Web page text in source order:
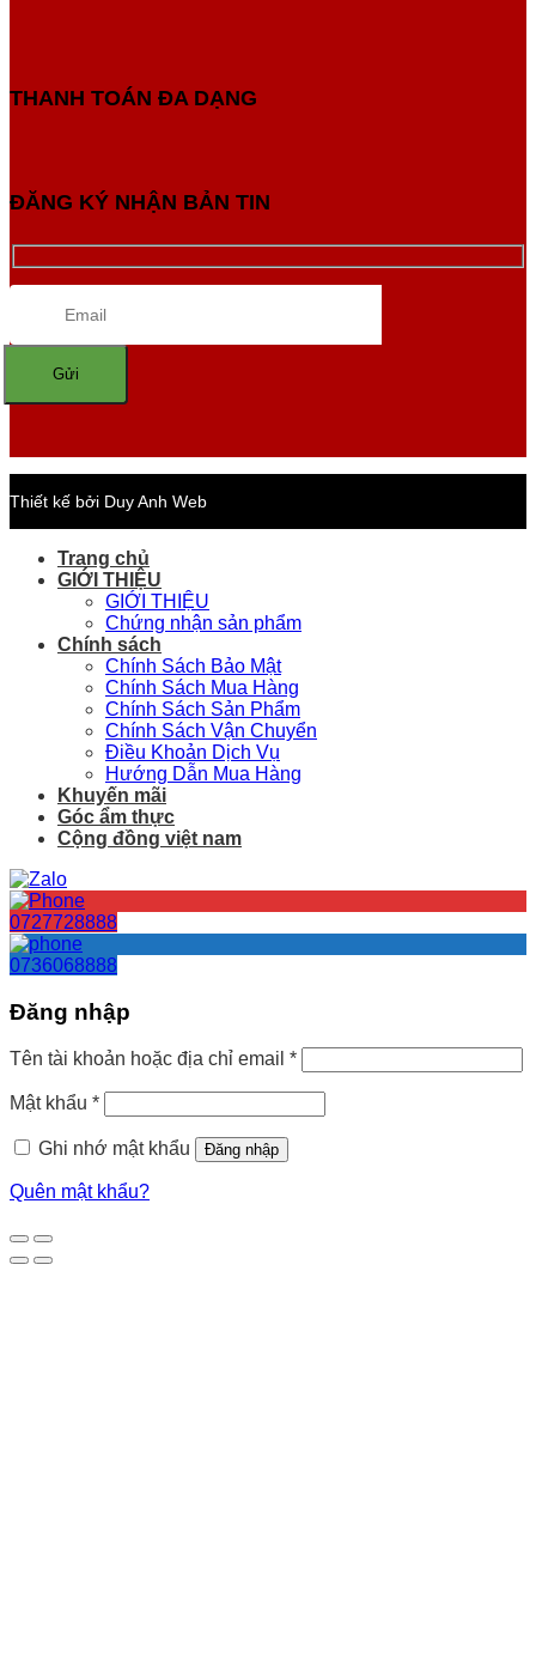
THANH TOÁN ĐA DẠNG
ĐĂNG KÝ NHẬN BẢN TIN
Thiết kế bởi Duy Anh Web
Trang chủ
GIỚI THIỆU
GIỚI THIỆU
Chứng nhận sản phẩm
Chính sách
Chính Sách Bảo Mật
Chính Sách Mua Hàng
Chính Sách Sản Phẩm
Chính Sách Vận Chuyển
Điều Khoản Dịch Vụ
Hướng Dẫn Mua Hàng
Khuyến mãi
Góc ẩm thực
Cộng đồng việt nam
0727728888
0736068888
Đăng nhập
Tên tài khoản hoặc địa chỉ email *
Mật khẩu *
Ghi nhớ mật khẩu Đăng nhập
Quên mật khẩu?